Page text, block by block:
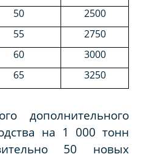
50
2500
55
2750
60
3000
65 3250
дополнительного
на 1 000 тонн
50 новых